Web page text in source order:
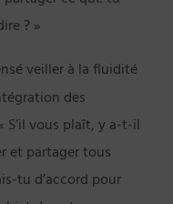
? »
veiller à la fluidité
des
vous plaît, y a-t-il
et partager tous
tu d’accord pour